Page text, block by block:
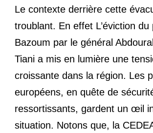
Le contexte derrière cette
troublant. En effet L’éviction du
Bazoum par le général
Tiani a mis en lumière une
croissante dans la région. Les
européens, en quête de
ressortissants, gardent un œil
situation. Notons que, la